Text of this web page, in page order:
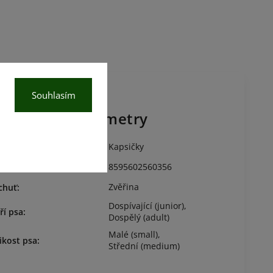
Souhlasím
parametry
Kapsičky
8595602560356
: Zvěřina
psa:
Dospívající (junior),
Dospělý (adult)
psa:
Malé (small),
Střední (medium)